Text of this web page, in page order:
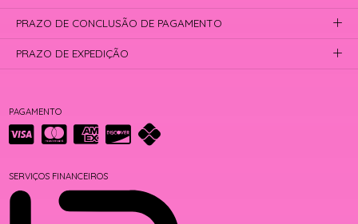
PAGAMENTO
SERVIÇOS FINANCEIROS
PRAZO DE CONCLUSÃO DE PAGAMENTO
PRAZO DE EXPEDIÇÃO